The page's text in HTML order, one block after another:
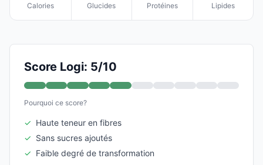
Calories Glucides Protéines Lipides
Score Logi: 5/10
Pourquoi ce score?
✓ Haute teneur en fibres
✓ Sans sucres ajoutés
✓ Faible degré de transformation